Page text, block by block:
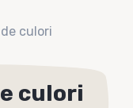
culori
culori